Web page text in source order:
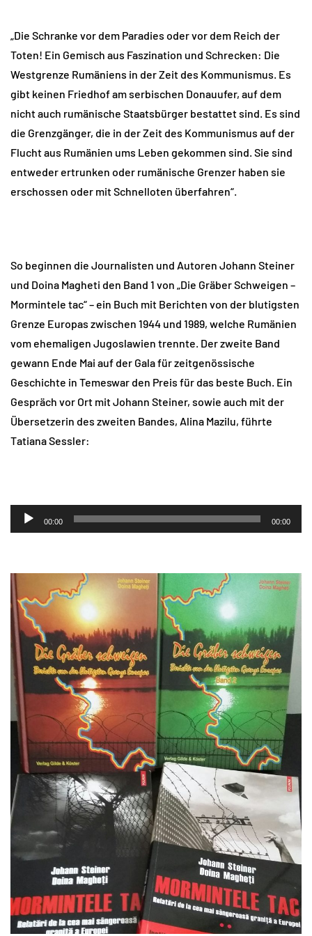
„Die Schranke vor dem Paradies oder vor dem Reich der
Toten! Ein Gemisch aus Faszination und Schrecken: Die
Westgrenze Rumäniens in der Zeit des Kommunismus. Es
gibt keinen Friedhof am serbischen Donauufer, auf dem
nicht auch rumänische Staatsbürger bestattet sind. Es sind
die Grenzgänger, die in der Zeit des Kommunismus auf der
Flucht aus Rumänien ums Leben gekommen sind. Sie sind
entweder ertrunken oder rumänische Grenzer haben sie
erschossen oder mit Schnelloten überfahren“.
So beginnen die Journalisten und Autoren Johann Steiner
und Doina Magheti den Band 1 von „Die Gräber Schweigen –
Mormintele tac“ – ein Buch mit Berichten von der blutigsten
Grenze Europas zwischen 1944 und 1989, welche Rumänien
vom ehemaligen Jugoslawien trennte. Der zweite Band
gewann Ende Mai auf der Gala für zeitgenössische
Geschichte in Temeswar den Preis für das beste Buch. Ein
Gespräch vor Ort mit Johann Steiner, sowie auch mit der
Übersetzerin des zweiten Bandes, Alina Mazilu, führte
Tatiana Sessler:
Audio-
Player
00:00 00:00